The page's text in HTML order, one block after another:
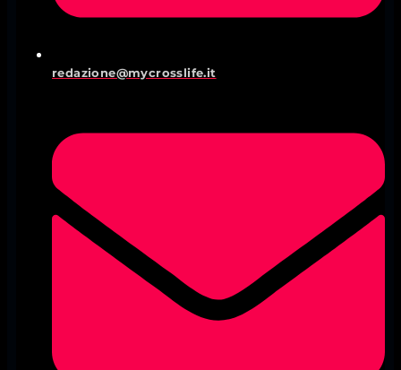
redazione@mycrosslife.it